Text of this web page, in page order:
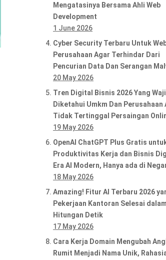
Mengatasinya Bersama Ahli Web
Development
1 June 2026
Cyber Security Terbaru Untuk
Perusahaan Agar Terhindar Dari
Pencurian Data Dan Serangan
20 May 2026
Tren Digital Bisnis 2026 Yang
Diketahui Umkm Dan Perusahaan
Tidak Tertinggal Persaingan
19 May 2026
OpenAI ChatGPT Plus Gratis
Produktivitas Kerja dan Bisnis
Era AI Modern, Hanya ada di
18 May 2026
Amazing! Fitur AI Terbaru 2026
Pekerjaan Kantoran Selesai dalam
Hitungan Detik
17 May 2026
Cara Kerja Domain Mengubah
Rumit Menjadi Nama Unik,